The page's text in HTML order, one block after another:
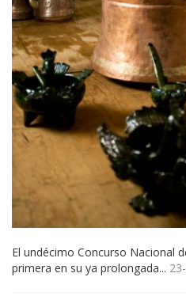
El undécimo Concurso Nacional
primera en su ya prolongada...